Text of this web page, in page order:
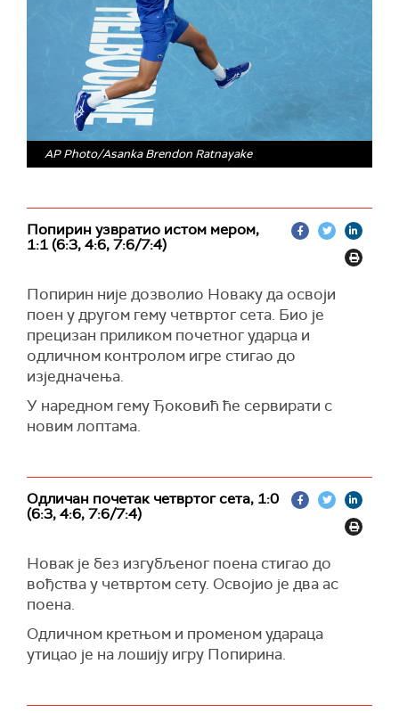
AP Photo/Asanka Brendon Ratnayake
Попирин узвратио истом мером,
1:1 (6:3, 4:6, 7:6/7:4)
Попирин није дозволио Новаку да освоји
поен у другом гему четвртог сета. Био је
прецизан приликом почетног ударца и
одличном контролом игре стигао до
изједначења.
У наредном гему Ђоковић ће сервирати с
новим лоптама.
Одличан почетак четвртог сета, 1:0
(6:3, 4:6, 7:6/7:4)
Новак је без изгубљеног поена стигао до
вођства у четвртом сету. Освојио је два ас
поена.
Одличном кретњом и променом удараца
утицао је на лошију игру Попирина.